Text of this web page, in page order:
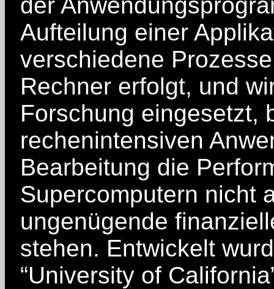
Aufteilung einer
verschiedene
Rechner erfolgt, und
Forschung eingesetzt,
rechenintensiven
Bearbeitung die
Supercomputern nicht
ungenügende
stehen. Entwickelt
“University of